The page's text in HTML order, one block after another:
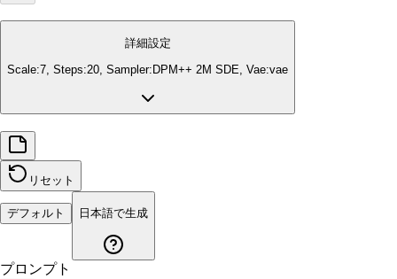
詳細設定
Scale:7, Steps:20, Sampler: DPM++ 2M SDE, Vae:vae
リセット
デフォルト 日本語で生成
プロンプト